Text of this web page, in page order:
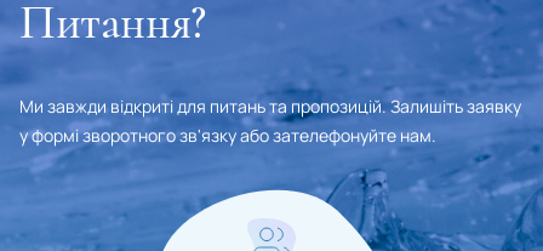
Питання?
Ми завжди відкриті для питань та пропозицій. Залишіть заявку
у формі зворотного зв'язку або зателефонуйте нам.